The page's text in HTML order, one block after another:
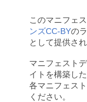
このマニフェス
ンズCC-BYの
として提供さ
マニフェスト
イトを構築した
各マニフェス
ください。